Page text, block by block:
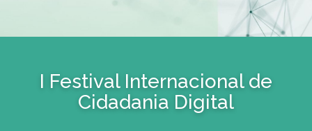
I Festival Internacional de
Cidadania Digital